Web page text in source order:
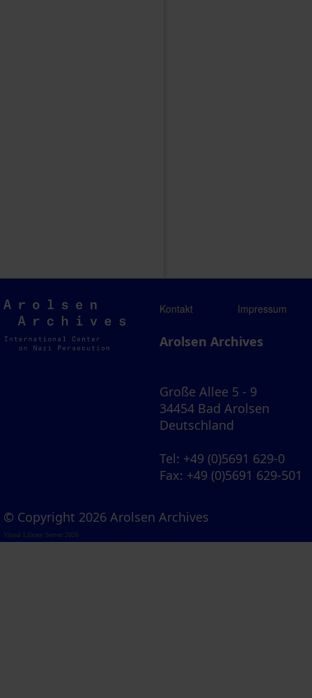
Arolsen
Archives
Kontakt Impressum
Arolsen Archives
Große Allee 5 - 9
34454 Bad Arolsen
Deutschland
Tel: +49 (0)5691 629-0
Fax: +49 (0)5691 629-501
© Copyright 2026 Arolsen Archives
Visual Library Server 2026